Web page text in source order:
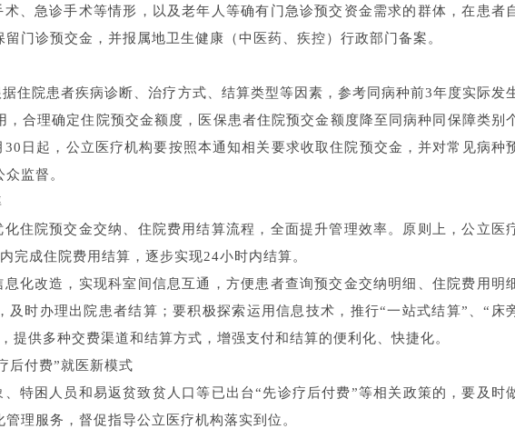
、急诊手术等情形，以及老年人等确有门急诊预交资金需求的群体，在患者
门诊预交金，并报属地卫生健康（中医药、疾控）行政部门备案。
住院患者疾病诊断、治疗方式、结算类型等因素，参考同病种前3年度实际发
，合理确定住院预交金额度，医保患者住院预交金额度降至同病种同保障类别
30日起，公立医疗机构要按照本通知相关要求收取住院预交金，并对常见病种
监督。
住院预交金交纳、住院费用结算流程，全面提升管理效率。原则上，公立医
完成住院费用结算，逐步实现24小时内结算。
化改造，实现科室间信息互通，方便患者查询预交金交纳明细、住院费用明
及时办理出院患者结算；要积极探索运用信息技术，推行“一站式结算”、“床
提供多种交费渠道和结算方式，增强支付和结算的便利化、快捷化。
后付费”就医新模式
特困人员和易返贫致贫人口等已出台“先诊疗后付费”等相关政策的，要及时
理服务，督促指导公立医疗机构落实到位。